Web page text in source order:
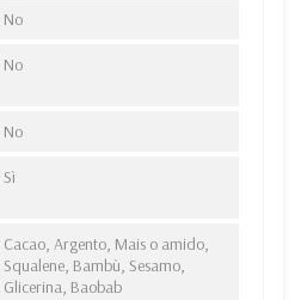
No
No
No
Sì
Cacao, Argento, Mais o amido,
Squalene, Bambù, Sesamo,
Glicerina, Baobab